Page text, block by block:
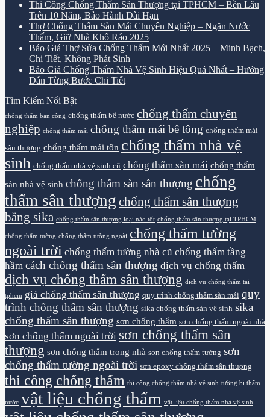
Thi Công Chống Thấm Sân Thượng tại TPHCM – Bền Lâu
Trên 10 Năm, Bảo Hành Dài Hạn
Thợ Chống Thấm Sàn Mái Chuyên Nghiệp – Ngăn Nước
Thấm, Giữ Nhà Khô Ráo 2025
Báo Giá Thợ Sửa Chống Thấm Mới Nhất 2025 – Minh Bạch,
Chi Tiết, Không Phát Sinh
Báo Giá Chống Thấm Nhà Vệ Sinh Hiệu Quả Nhất – Hướng
Dẫn Từng Bước Chi Tiết
Tìm Kiếm Nổi Bật
chống thấm ban công chống thấm bể nước chống thấm chuyên
nghiệp chống thấm mái chống thấm mái bê tông chống thấm mái
sân thượng chống thấm mái tôn chống thấm nhà vệ
sinh chống thấm nhà vệ sinh cũ chống thấm sàn mái chống thấm
sàn nhà vệ sinh chống thấm sàn sân thượng chống
thấm sân thượng chống thấm sân thượng
bằng sika chống thấm sân thượng loại nào tốt chống thấm sân thượng tại TPHCM
chống thấm tường chống thấm tường ngoài chống thấm tường
ngoài trời chống thấm tường nhà cũ chống thấm tầng
hầm cách chống thấm sân thượng dịch vụ chống thấm
dịch vụ chống thấm sân thượng dịch vụ chống thấm tại
tphcm giá chống thấm sân thượng quy trình chống thấm sàn mái quy
trình chống thấm sân thượng sika chống thấm sàn vệ sinh sika
chống thấm sân thượng sơn chống thấm sơn chống thấm ngoài nhà
sơn chống thấm ngoài trời sơn chống thấm sân
thượng sơn chống thấm trong nhà sơn chống thấm tường sơn
chống thấm tường ngoài trời sơn epoxy chống thấm sân thượng
thi công chống thấm thi công chống thấm nhà vệ sinh tường bị thấm
nước vật liệu chống thấm vật liệu chống thấm nhà vệ sinh